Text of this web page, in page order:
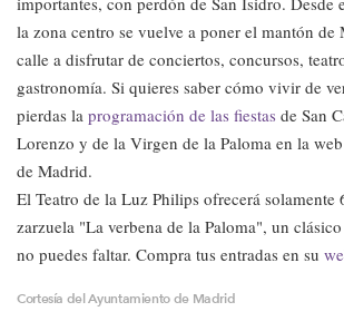
la zona centro se vuelve a poner el mantón de
calle a disfrutar de conciertos, concursos,
gastronomía. Si quieres saber cómo vivir de
pierdas la programación de las fiestas de San
Lorenzo y de la Virgen de la Paloma en la
de Madrid.
El Teatro de la Luz Philips ofrecerá solamente
zarzuela "La verbena de la Paloma", un
no puedes faltar. Compra tus entradas en su
Cortesía del Ayuntamiento de Madrid